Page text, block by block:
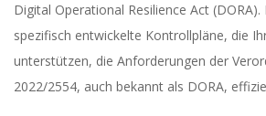
Digital Operational Resilience Act
spezifisch entwickelte Kontrollpläne, die
unterstützen, die Anforderungen der
2022/2554, auch bekannt als DORA,